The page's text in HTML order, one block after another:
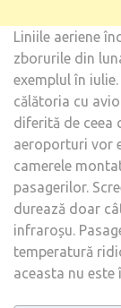
Liniile aeriene
zborurile din
exemplul în
călătoria cu
diferită de ceea
aeroporturi vor
camerele
pasagerilor.
durează doar
infraroșu.
temperatură
aceasta nu este